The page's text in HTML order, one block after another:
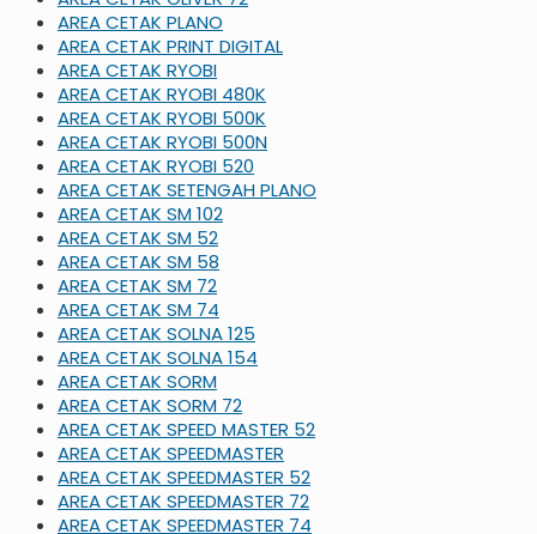
AREA CETAK PLANO
AREA CETAK PRINT DIGITAL
AREA CETAK RYOBI
AREA CETAK RYOBI 480K
AREA CETAK RYOBI 500K
AREA CETAK RYOBI 500N
AREA CETAK RYOBI 520
AREA CETAK SETENGAH PLANO
AREA CETAK SM 102
AREA CETAK SM 52
AREA CETAK SM 58
AREA CETAK SM 72
AREA CETAK SM 74
AREA CETAK SOLNA 125
AREA CETAK SOLNA 154
AREA CETAK SORM
AREA CETAK SORM 72
AREA CETAK SPEED MASTER 52
AREA CETAK SPEEDMASTER
AREA CETAK SPEEDMASTER 52
AREA CETAK SPEEDMASTER 72
AREA CETAK SPEEDMASTER 74